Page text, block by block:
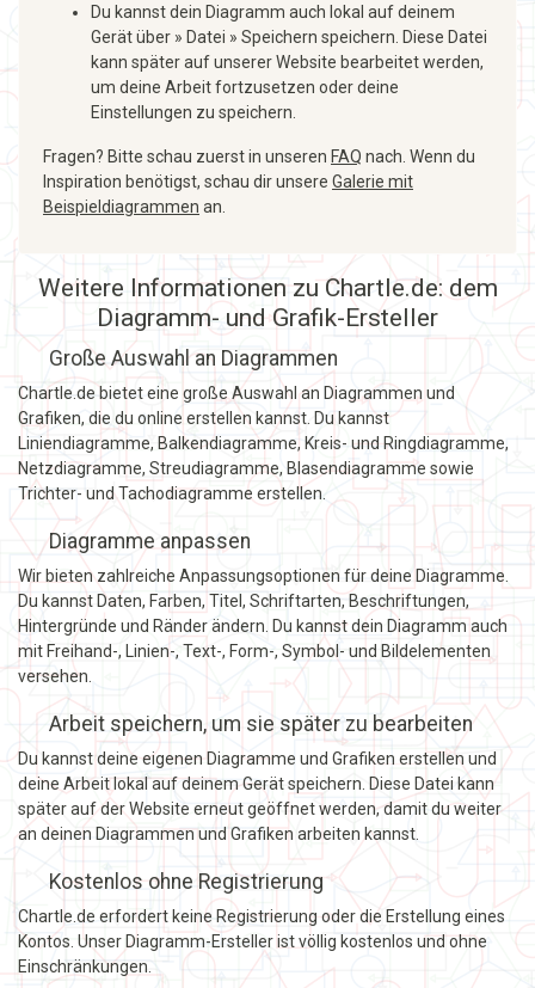
Du kannst dein Diagramm auch lokal auf deinem
Gerät über » Datei » Speichern speichern. Diese Datei
kann später auf unserer Website bearbeitet werden,
um deine Arbeit fortzusetzen oder deine
Einstellungen zu speichern.
Fragen? Bitte schau zuerst in unseren FAQ nach. Wenn du
Inspiration benötigst, schau dir unsere Galerie mit
Beispieldiagrammen an.
Weitere Informationen zu Chartle.de: dem
Diagramm- und Grafik-Ersteller
Große Auswahl an Diagrammen
Chartle.de bietet eine große Auswahl an Diagrammen und
Grafiken, die du online erstellen kannst. Du kannst
Liniendiagramme, Balkendiagramme, Kreis- und Ringdiagramme,
Netzdiagramme, Streudiagramme, Blasendiagramme sowie
Trichter- und Tachodiagramme erstellen.
Diagramme anpassen
Wir bieten zahlreiche Anpassungsoptionen für deine Diagramme.
Du kannst Daten, Farben, Titel, Schriftarten, Beschriftungen,
Hintergründe und Ränder ändern. Du kannst dein Diagramm auch
mit Freihand-, Linien-, Text-, Form-, Symbol- und Bildelementen
versehen.
Arbeit speichern, um sie später zu bearbeiten
Du kannst deine eigenen Diagramme und Grafiken erstellen und
deine Arbeit lokal auf deinem Gerät speichern. Diese Datei kann
später auf der Website erneut geöffnet werden, damit du weiter
an deinen Diagrammen und Grafiken arbeiten kannst.
Kostenlos ohne Registrierung
Chartle.de erfordert keine Registrierung oder die Erstellung eines
Kontos. Unser Diagramm-Ersteller ist völlig kostenlos und ohne
Einschränkungen.